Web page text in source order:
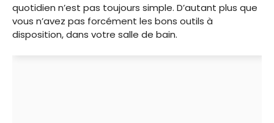
quotidien n’est pas toujours simple. D’autant plus que
vous n’avez pas forcément les bons outils à
disposition, dans votre salle de bain.